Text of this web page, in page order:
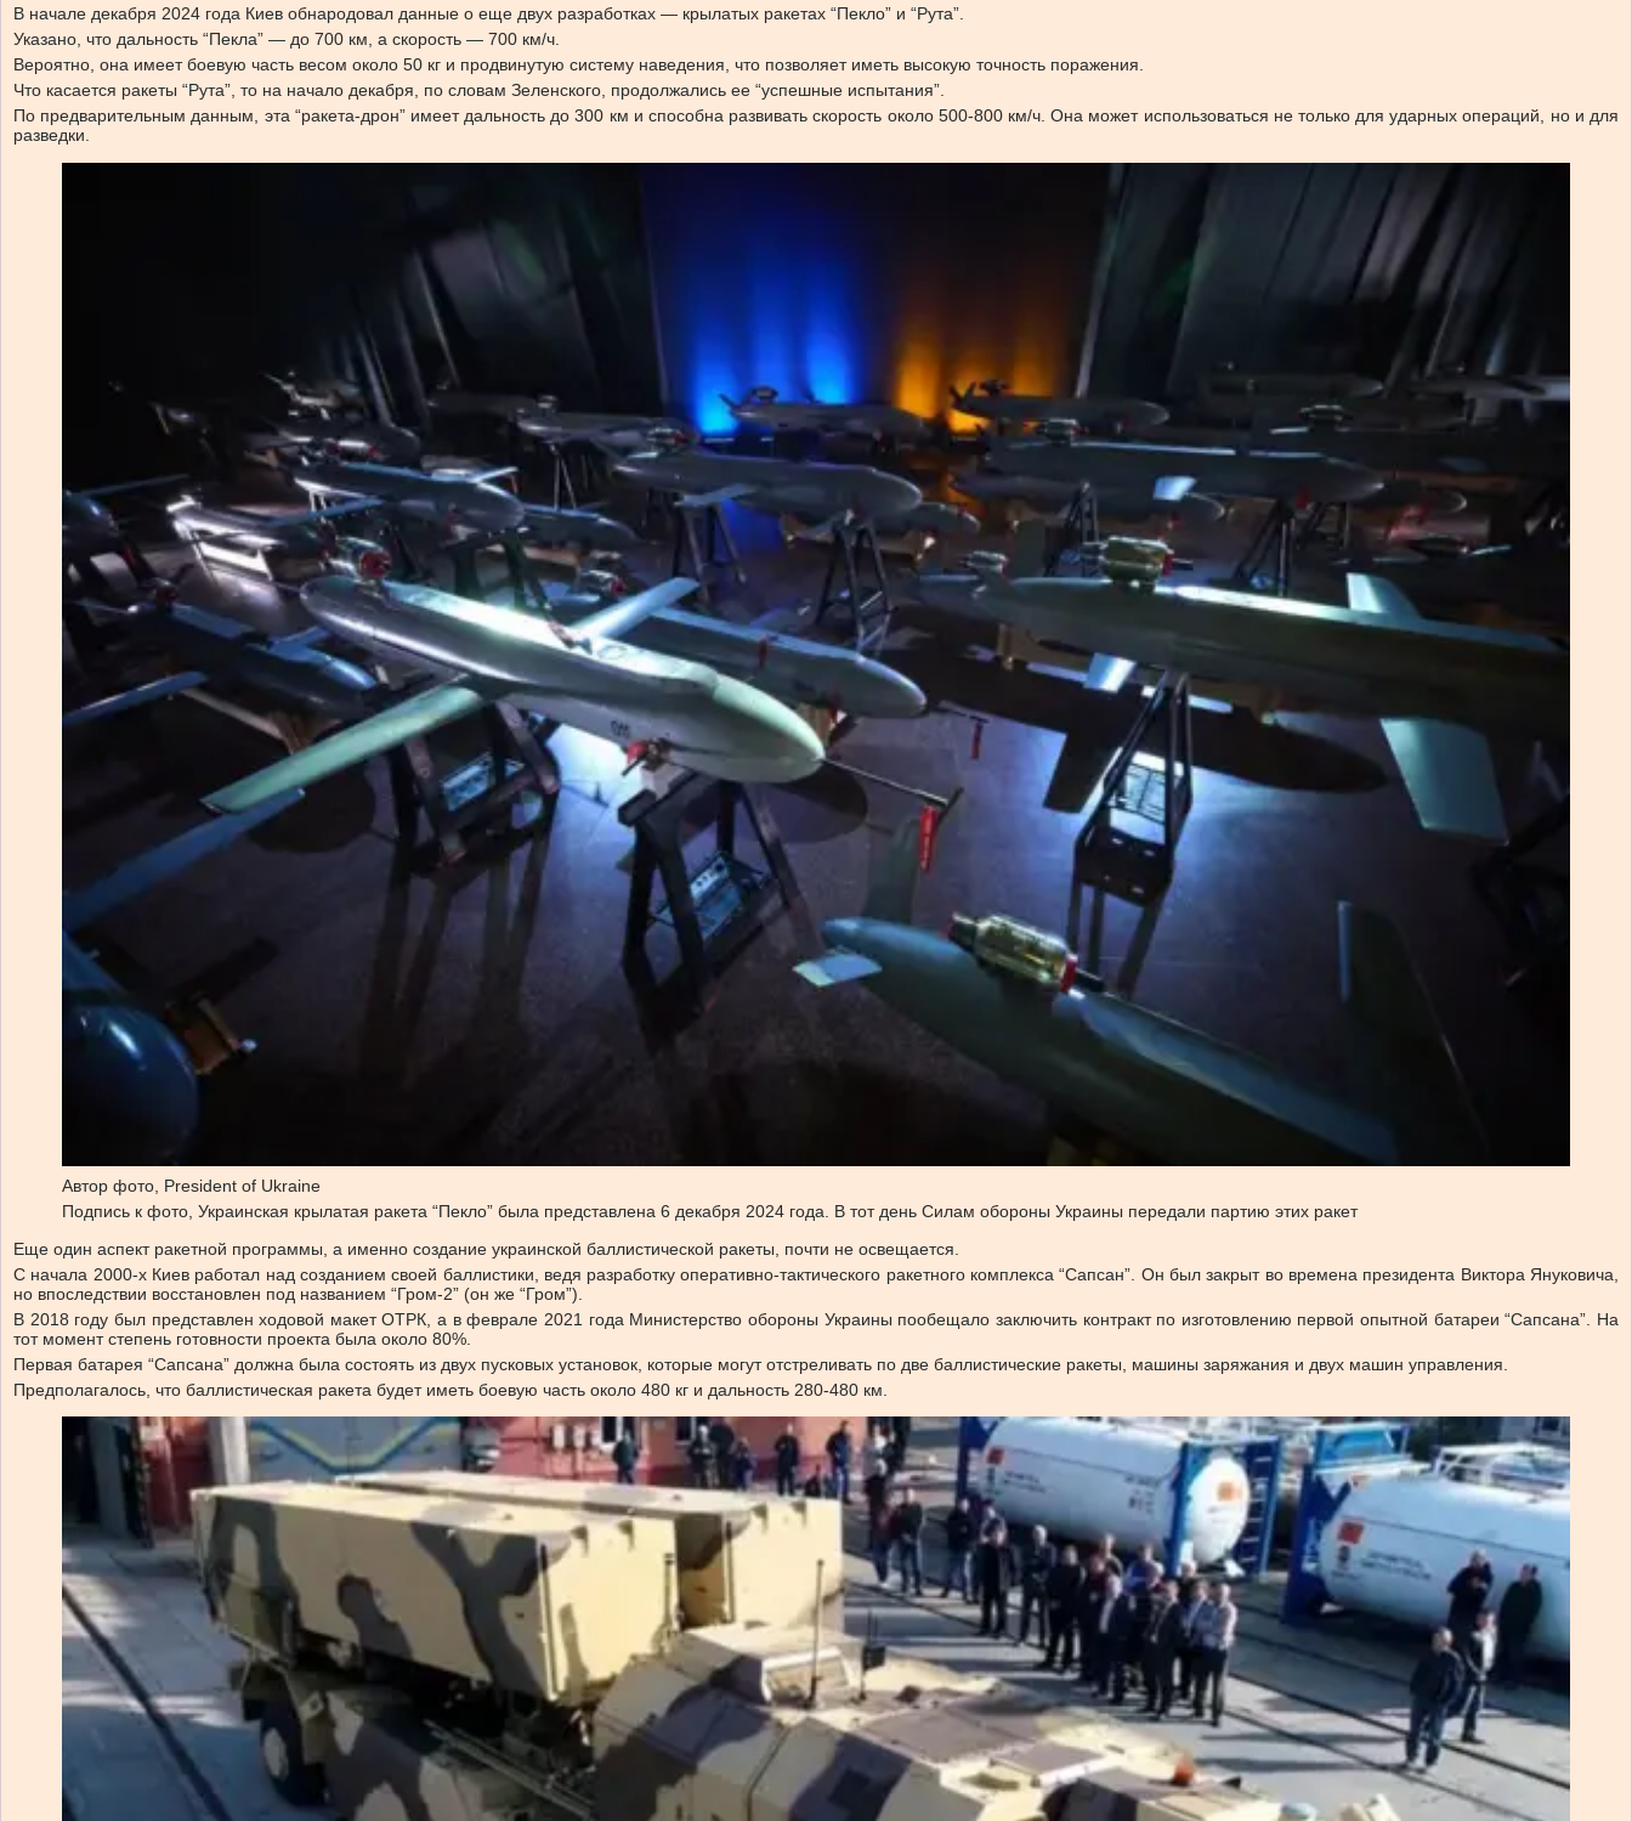
В начале декабря 2024 года Киев обнародовал данные о еще двух разработках — крылатых ракетах “Пекло” и “Рута”.
Указано, что дальность “Пекла” — до 700 км, а скорость — 700 км/ч.
Вероятно, она имеет боевую часть весом около 50 кг и продвинутую систему наведения, что позволяет иметь высокую точность поражения.
Что касается ракеты “Рута”, то на начало декабря, по словам Зеленского, продолжались ее “успешные испытания”.
По предварительным данным, эта “ракета-дрон” имеет дальность до 300 км и способна развивать скорость около 500-800 км/ч. Она может использоваться не только для ударных операций, но и для
разведки.
Автор фото, President of Ukraine
Подпись к фото, Украинская крылатая ракета “Пекло” была представлена 6 декабря 2024 года. В тот день Силам обороны Украины передали партию этих ракет
Еще один аспект ракетной программы, а именно создание украинской баллистической ракеты, почти не освещается.
С начала 2000-х Киев работал над созданием своей баллистики, ведя разработку оперативно-тактического ракетного комплекса “Сапсан”. Он был закрыт во времена президента Виктора Януковича,
но впоследствии восстановлен под названием “Гром-2” (он же “Гром”).
В 2018 году был представлен ходовой макет ОТРК, а в феврале 2021 года Министерство обороны Украины пообещало заключить контракт по изготовлению первой опытной батареи “Сапсана”. На
тот момент степень готовности проекта была около 80%.
Первая батарея “Сапсана” должна была состоять из двух пусковых установок, которые могут отстреливать по две баллистические ракеты, машины заряжания и двух машин управления.
Предполагалось, что баллистическая ракета будет иметь боевую часть около 480 кг и дальность 280-480 км.